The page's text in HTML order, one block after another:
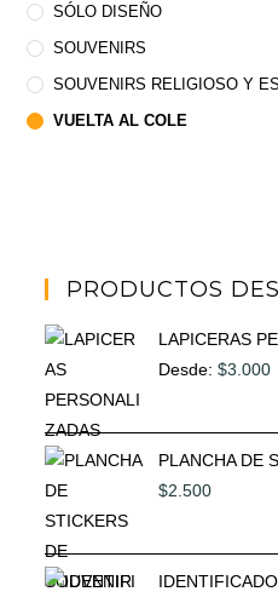
SÓLO DISEÑO
SOUVENIRS
SOUVENIRS RELIGIOSO Y
VUELTA AL COLE
PRODUCTOS
LAPICERAS
Desde:$3.000
PLANCHA DE
$2.500